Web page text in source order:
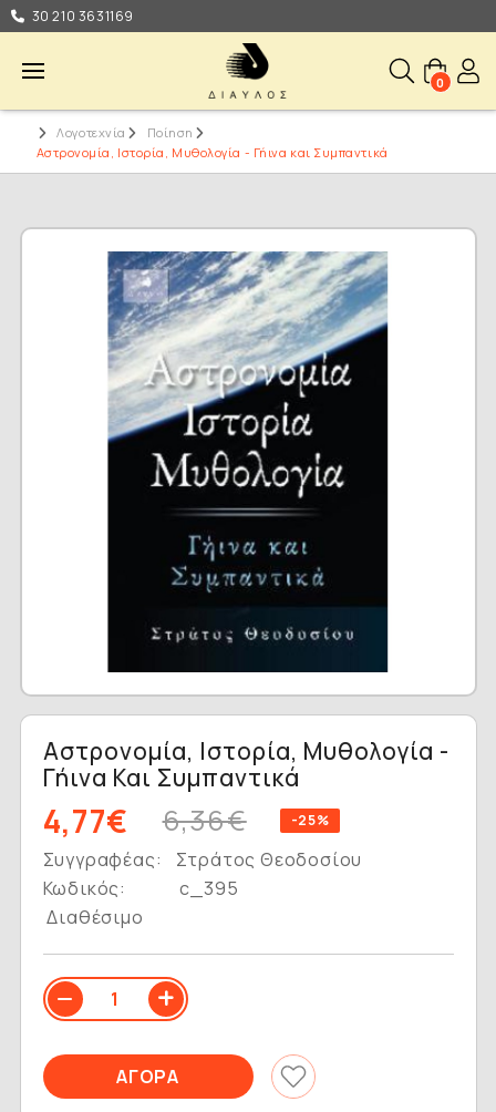
30 210 3631169
0
Λογοτεχνία
Ποίηση
Αστρονομία, Ιστορία, Μυθολογία - Γήινα και Συμπαντικά
Αστρονομία, Ιστορία, Μυθολογία -
Γήινα Και Συμπαντικά
4,77€ 6,36€ -25%
Συγγραφέας:
Στράτος Θεοδοσίου
Κωδικός:
c_395
Διαθέσιμο